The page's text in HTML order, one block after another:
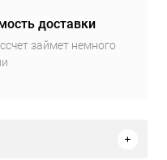
доставки
займет немного